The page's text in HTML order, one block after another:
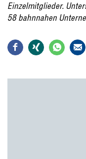
Einzelmitglieder.
58 bahnnahen